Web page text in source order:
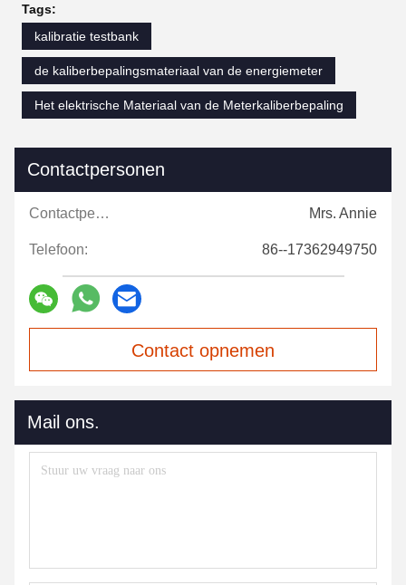
Tags:
kalibratie testbank
de kaliberbepalingsmateriaal van de energiemeter
Het elektrische Materiaal van de Meterkaliberbepaling
Contactpersonen
Contactpersonen: Mrs. Annie
Telefoon: 86--17362949750
Contact opnemen
Mail ons.